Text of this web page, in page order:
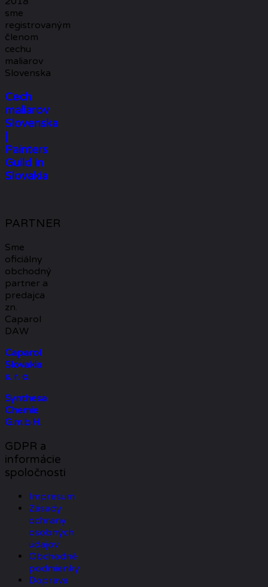
sme
registrovaným
členom
cechu
maliarov
Slovenska
Cech
maliarov
Slovenska
Painters
Guild in
Slovakia
PARTNER
Sme
oficiálny
obchodný
partner a
predajca
zn.
Caparol
DAW
Caparol
Slovakia
s. r. o.
Synthesa
Chemie
G.m.b.H.
GDPR a
informácie
spoločnosti
Impresum
Zásady
ochrany
osobných
údajov
Obchodné
podmienky
Doprava